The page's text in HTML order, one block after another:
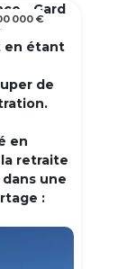
- Gard
en étant
de
en
retraite
une
:
000 €